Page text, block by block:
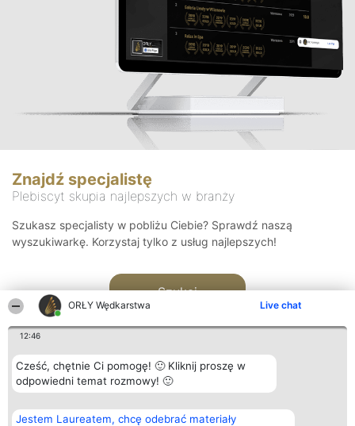
ORŁY Wędkarstwa Live chat
12:46
Cześć, chętnie Ci pomogę! 🙂 Kliknij proszę w
odpowiedni temat rozmowy! 🙂
Jestem Laureatem, chcę odebrać materiały
Znajdź specjalistę
Plebiscyt skupia najlepszych w branży
Szukasz specjalisty w pobliżu Ciebie? Sprawdź naszą
wyszukiwarkę. Korzystaj tylko z usług najlepszych!
Szukaj
Organizator plebiscytu
Bright Side Solutions sp. z o.
Plebiscyt
Laureaci
Kontakt
Kontakt